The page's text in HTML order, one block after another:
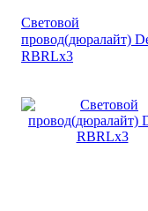
расположенными
светодиодами,
функции световой
оформления или
декоративной
деревьев, зданий и
Световой
провод(дюралайт)
RBRLx3